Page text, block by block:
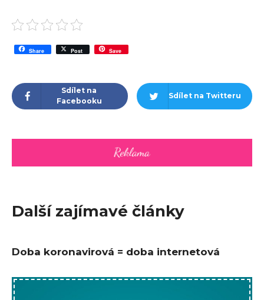
Share Post Save
Sdílet na
Facebooku
Sdílet na Twitteru
Další zajímavé články
Doba koronavirová = doba internetová